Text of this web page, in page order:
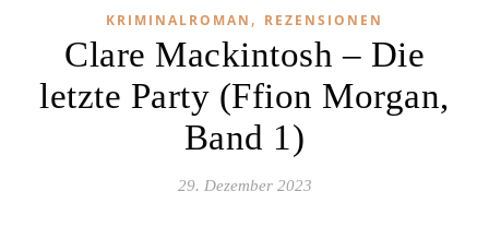
KRIMINALROMAN , REZENSIONEN
Clare Mackintosh – Die
letzte Party (Ffion Morgan,
Band 1)
29. Dezember 2023